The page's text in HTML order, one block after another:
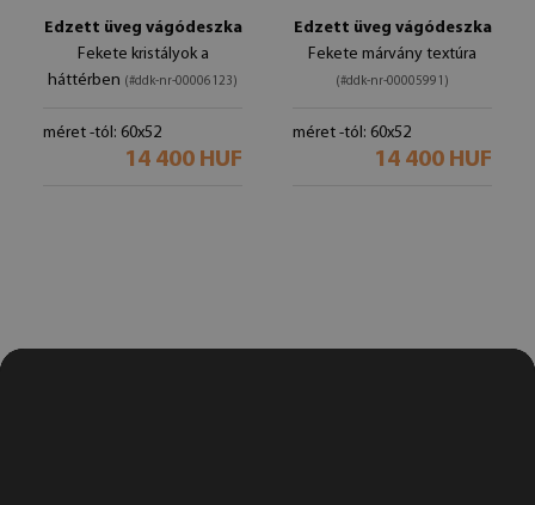
Edzett üveg vágódeszka
Fekete kristályok a
háttérben (#ddk-nr-00006123)
méret -tól: 60x52
14 400 HUF
Edzett üveg vágódeszka
Fekete márvány textúra
(#ddk-nr-00005991)
méret -tól: 60x52
14 400 HUF